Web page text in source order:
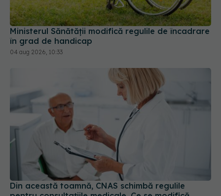
Ministerul Sănătății modifică regulile de încadrare
în grad de handicap
04 aug 2026, 10:33
Din această toamnă, CNAS schimbă regulile
pentru consultațiile medicale. Ce se modifică
pentru pacienți
01 aug 2026, 15:19